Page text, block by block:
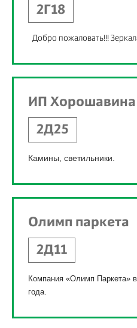
2Г18
Добро пожаловать!!!
ИП
2Д25
Камины, светильники.
Олимп паркета
2Д11
Компания «Олимп Паркета»
года.